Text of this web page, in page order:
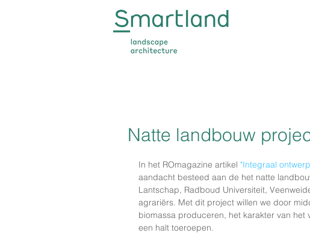
Natte landbouw
In het ROmagazine artikel "Integraal
aandacht besteed aan de het natte
Lantschap, Radboud Universiteit,
agrariërs. Met dit project willen we door
biomassa produceren, het karakter van
een halt toeroepen.